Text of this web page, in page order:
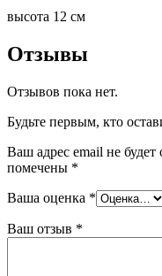
высота 12 см
Отзывы
Отзывов пока нет.
Будьте первым, кто
Ваш адрес email не будет
помечены *
Ваша оценка *
Ваш отзыв *